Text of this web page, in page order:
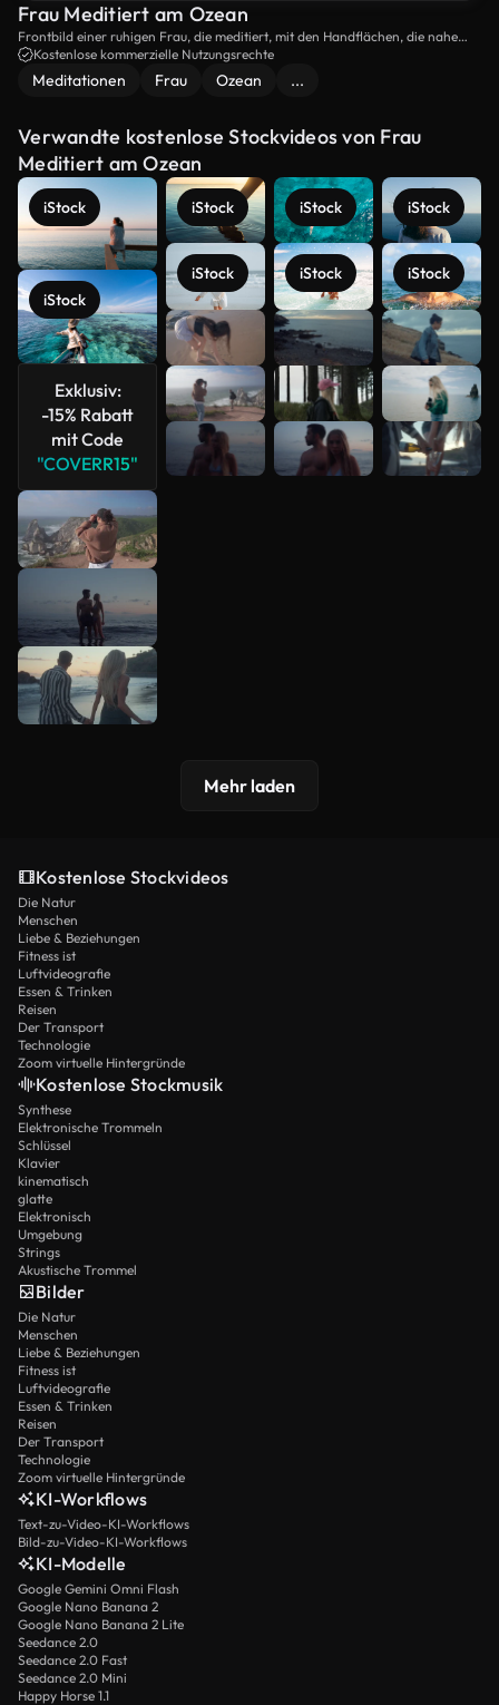
Frau Meditiert am Ozean
Frontbild einer ruhigen Frau, die meditiert, mit den Handflächen, die nahe
einer Küste zusammengedrückt wurden.
Kostenlose kommerzielle Nutzungsrechte
Meditationen Frau Ozean ...
Verwandte kostenlose Stockvideos von Frau
Meditiert am Ozean
iStock
iStock
Exklusiv:
-15% Rabatt
mit Code
"COVERR15"
iStock
iStock
iStock
iStock
iStock
iStock
Mehr
anzeigen
Mehr laden
Kostenlose Stockvideos
Die Natur
Menschen
Liebe & Beziehungen
Fitness ist
Luftvideografie
Essen & Trinken
Reisen
Der Transport
Technologie
Zoom virtuelle Hintergründe
Kostenlose Stockmusik
Synthese
Elektronische Trommeln
Schlüssel
Klavier
kinematisch
glatte
Elektronisch
Umgebung
Strings
Akustische Trommel
Bilder
Die Natur
Menschen
Liebe & Beziehungen
Fitness ist
Luftvideografie
Essen & Trinken
Reisen
Der Transport
Technologie
Zoom virtuelle Hintergründe
KI-Workflows
Text-zu-Video-KI-Workflows
Bild-zu-Video-KI-Workflows
KI-Modelle
Google Gemini Omni Flash
Google Nano Banana 2
Google Nano Banana 2 Lite
Seedance 2.0
Seedance 2.0 Fast
Seedance 2.0 Mini
Happy Horse 1.1